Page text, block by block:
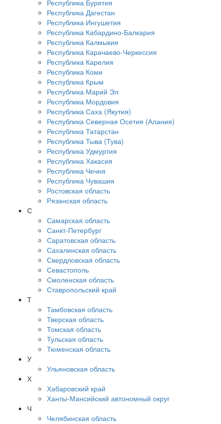
Республика Бурятия
Республика Дагестан
Республика Ингушетия
Республика Кабардино-Балкария
Республика Калмыкия
Республика Карачаево-Черкессия
Республика Карелия
Республика Коми
Республика Крым
Республика Марий Эл
Республика Мордовия
Республика Саха (Якутия)
Республика Северная Осетия (Алания)
Республика Татарстан
Республика Тыва (Тува)
Республика Удмуртия
Республика Хакасия
Республика Чечня
Республика Чувашия
Ростовская область
Рязанская область
С
Самарская область
Санкт-Петербург
Саратовская область
Сахалинская область
Свердловская область
Севастополь
Смоленская область
Ставропольский край
Т
Тамбовская область
Тверская область
Томская область
Тульская область
Тюменская область
У
Ульяновская область
Х
Хабаровский край
Ханты-Мансийский автономный округ
Ч
Челябинская область